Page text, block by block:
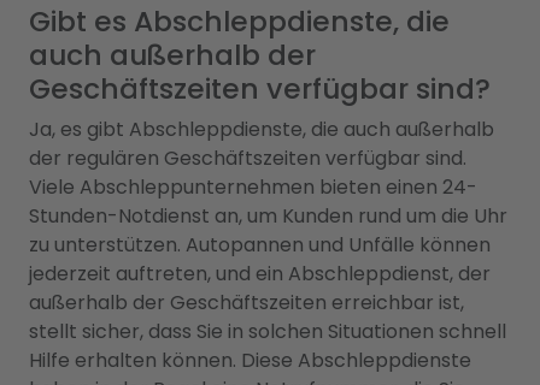
Gibt es Abschleppdienste, die
auch außerhalb der
Geschäftszeiten verfügbar sind?
Ja, es gibt Abschleppdienste, die auch außerhalb
der regulären Geschäftszeiten verfügbar sind.
Viele Abschleppunternehmen bieten einen 24-
Stunden-Notdienst an, um Kunden rund um die Uhr
zu unterstützen. Autopannen und Unfälle können
jederzeit auftreten, und ein Abschleppdienst, der
außerhalb der Geschäftszeiten erreichbar ist,
stellt sicher, dass Sie in solchen Situationen schnell
Hilfe erhalten können. Diese Abschleppdienste